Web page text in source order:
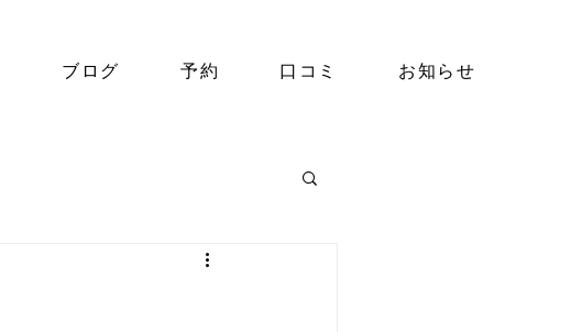
ブログ 予約 口コミ お知らせ